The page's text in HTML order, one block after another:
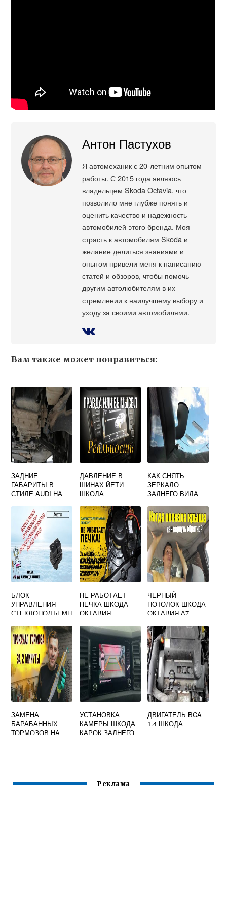
Антон Пастухов
Я автомеханик с 20-летним опытом
работы. С 2015 года являюсь
владельцем Škoda Octavia, что
позволило мне глубже понять и
оценить качество и надежность
автомобилей этого бренда. Моя
страсть к автомобилям Škoda и
желание делиться знаниями и
опытом привели меня к написанию
статей и обзоров, чтобы помочь
другим автолюбителям в их
стремлении к наилучшему выбору и
уходу за своими автомобилями.
Вам также может понравиться:
ЗАДНИЕ
ГАБАРИТЫ В
СТИЛЕ AUDI НА
ДАВЛЕНИЕ В
ШИНАХ ЙЕТИ
ШКОДА
КАК СНЯТЬ
ЗЕРКАЛО
ЗАДНЕГО ВИДА
БЛОК
УПРАВЛЕНИЯ
СТЕКЛОПОДЪЕМН
ФАБИЯ 2
НЕ РАБОТАЕТ
ПЕЧКА ШКОДА
ОКТАВИЯ
ЧЕРНЫЙ
ПОТОЛОК ШКОДА
ОКТАВИЯ А7
ЗАМЕНА
БАРАБАННЫХ
ТОРМОЗОВ НА
УСТАНОВКА
КАМЕРЫ ШКОДА
КАРОК ЗАДНЕГО
ДВИГАТЕЛЬ BCA
1.4 ШКОДА
Реклама